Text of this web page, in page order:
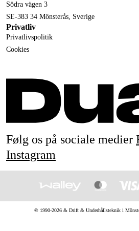
Södra vägen 3
SE-383 34 Mönsterås, Sverige
Privatliv
Privatlivspolitik
Cookies
Følg os på sociale medier
Instagram
© 1990-2026 & Drift & Underhållsteknik i